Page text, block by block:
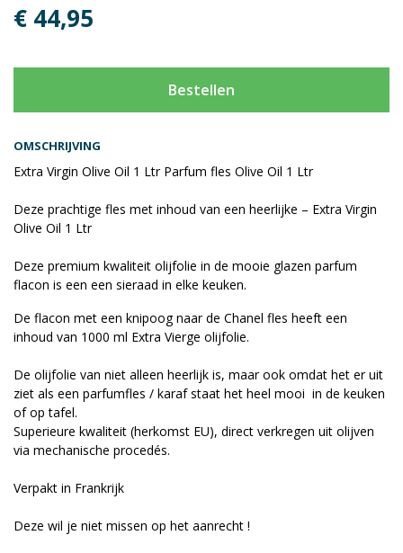
OMSCHRIJVING
Extra Virgin Olive Oil 1 Ltr Parfum fles Olive Oil 1 Ltr
Deze prachtige fles met inhoud van een heerlijke – Extra Virgin
Olive Oil 1 Ltr
Deze premium kwaliteit olijfolie in de mooie glazen parfum
flacon is een een sieraad in elke keuken.
De flacon met een knipoog naar de Chanel fles heeft een
inhoud van 1000 ml Extra Vierge olijfolie.
De olijfolie van niet alleen heerlijk is, maar ook omdat het er uit
ziet als een parfumfles / karaf staat het heel mooi in de keuken
of op tafel.
Superieure kwaliteit (herkomst EU), direct verkregen uit olijven
via mechanische procedés.
Verpakt in Frankrijk
Deze wil je niet missen op het aanrecht !
€ 44,95
Bestellen